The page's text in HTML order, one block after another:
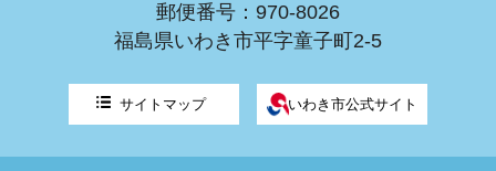
郵便番号：970-8026
福島県いわき市平字童子町2-5
サイトマップ いわき市公式サイト